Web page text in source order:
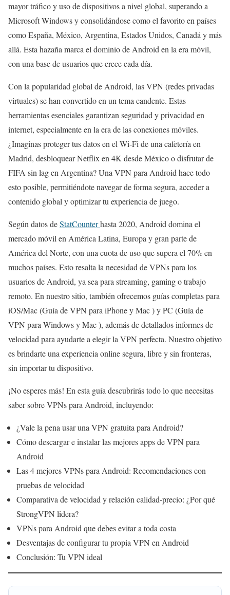
mayor tráfico y uso de dispositivos a nivel global, superando a
Microsoft Windows y consolidándose como el favorito en países
como España, México, Argentina, Estados Unidos, Canadá y más
allá. Esta hazaña marca el dominio de Android en la era móvil,
con una base de usuarios que crece cada día.
Con la popularidad global de Android, las VPN (redes privadas
virtuales) se han convertido en un tema candente. Estas
herramientas esenciales garantizan seguridad y privacidad en
internet, especialmente en la era de las conexiones móviles.
¿Imaginas proteger tus datos en el Wi-Fi de una cafetería en
Madrid, desbloquear Netflix en 4K desde México o disfrutar de
FIFA sin lag en Argentina? Una VPN para Android hace todo
esto posible, permitiéndote navegar de forma segura, acceder a
contenido global y optimizar tu experiencia de juego.
Según datos deStatCounterhasta 2020, Android domina el
mercado móvil en América Latina, Europa y gran parte de
América del Norte, con una cuota de uso que supera el 70% en
muchos países. Esto resalta la necesidad de VPNs para los
usuarios de Android, ya sea para streaming, gaming o trabajo
remoto. En nuestro sitio, también ofrecemos guías completas para
iOS/Mac (Guía de VPN para iPhone y Mac ) y PC (Guía de
VPN para Windows y Mac ), además de detallados informes de
velocidad para ayudarte a elegir la VPN perfecta. Nuestro objetivo
es brindarte una experiencia online segura, libre y sin fronteras,
sin importar tu dispositivo.
¡No esperes más! En esta guía descubrirás todo lo que necesitas
saber sobre VPNs para Android, incluyendo:
¿Vale la pena usar una VPN gratuita para Android?
Cómo descargar e instalar las mejores apps de VPN para
Android
Las 4 mejores VPNs para Android: Recomendaciones con
pruebas de velocidad
Comparativa de velocidad y relación calidad-precio: ¿Por qué
StrongVPN lidera?
VPNs para Android que debes evitar a toda costa
Desventajas de configurar tu propia VPN en Android
Conclusión: Tu VPN ideal